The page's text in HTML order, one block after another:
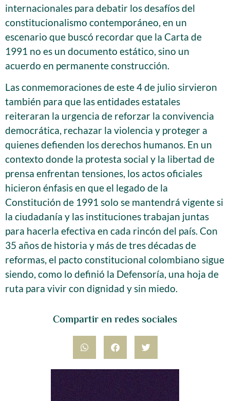
Compartir en redes sociales
internacionales para debatir los desafíos del
constitucionalismo contemporáneo, en un
escenario que buscó recordar que la Carta de
1991 no es un documento estático, sino un
acuerdo en permanente construcción.
Las conmemoraciones de este 4 de julio sirvieron
también para que las entidades estatales
reiteraran la urgencia de reforzar la convivencia
democrática, rechazar la violencia y proteger a
quienes defienden los derechos humanos. En un
contexto donde la protesta social y la libertad de
prensa enfrentan tensiones, los actos oficiales
hicieron énfasis en que el legado de la
Constitución de 1991 solo se mantendrá vigente si
la ciudadanía y las instituciones trabajan juntas
para hacerla efectiva en cada rincón del país. Con
35 años de historia y más de tres décadas de
reformas, el pacto constitucional colombiano sigue
siendo, como lo definió la Defensoría, una hoja de
ruta para vivir con dignidad y sin miedo.